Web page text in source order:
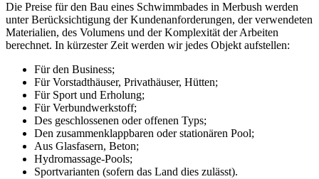
Die Preise für den Bau eines Schwimmbades in Merbush werden
unter Berücksichtigung der Kundenanforderungen, der verwendeten
Materialien, des Volumens und der Komplexität der Arbeiten
berechnet. In kürzester Zeit werden wir jedes Objekt aufstellen:
Für den Business;
Für Vorstadthäuser, Privathäuser, Hütten;
Für Sport und Erholung;
Für Verbundwerkstoff;
Des geschlossenen oder offenen Typs;
Den zusammenklappbaren oder stationären Pool;
Aus Glasfasern, Beton;
Hydromassage-Pools;
Sportvarianten (sofern das Land dies zulässt).